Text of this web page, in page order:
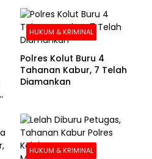
HUKUM & KRIMINAL
Polres Kolut Buru 4
Tahanan Kabur, 7 Telah
Diamankan
HUKUM & KRIMINAL